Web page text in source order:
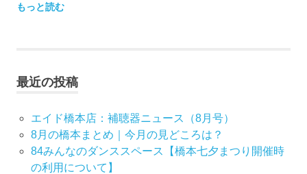
もっと読む
最近の投稿
エイド橋本店：補聴器ニュース（8月号）
8月の橋本まとめ｜今月の見どころは？
84みんなのダンススペース【橋本七夕まつり開催時
の利用について】